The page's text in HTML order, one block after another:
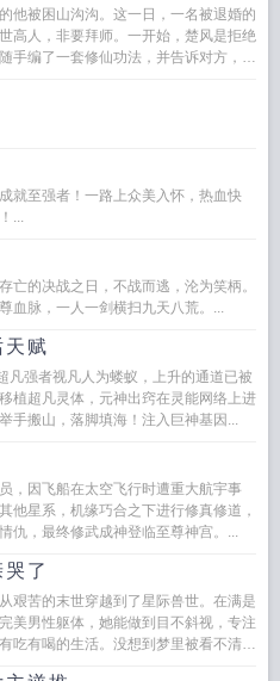
他被困山沟沟。这一日，一名被退婚的
高人，非要拜师。一开始，楚风是拒绝
手编了一套修仙功法，并告诉对方，这
就至强者！一路上众美入怀，热血快
...
亡的决战之日，不战而逃，沦为笑柄。
血脉，一人一剑横扫九天八荒。...
天赋
凡强者视凡人为蝼蚁，上升的通道已被
植超凡灵体，元神出窍在灵能网络上进
手搬山，落脚填海！注入巨神基因...
，因飞船在太空飞行时遭重大航宇事
他星系，机缘巧合之下进行修真修道，
仇，最终修武成神登临至尊神宫。...
了
艰苦的末世穿越到了星际兽世。在满是
美男性躯体，她能做到目不斜视，专注
吃有喝的生活。没想到梦里被看不清模